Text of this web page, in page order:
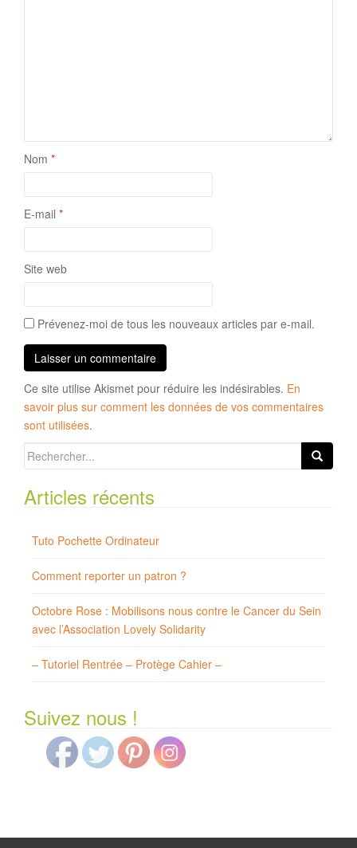
Nom *
E-mail *
Site web
Prévenez-moi de tous les nouveaux articles par e-mail.
Ce site utilise Akismet pour réduire les indésirables. En
savoir plus sur comment les données de vos commentaires
sont utilisées.
Search
Articles récents
Tuto Pochette Ordinateur
Comment reporter un patron ?
Octobre Rose : Mobilisons nous contre le Cancer du Sein
avec l’Association Lovely Solidarity
– Tutoriel Rentrée – Protège Cahier –
Suivez nous !